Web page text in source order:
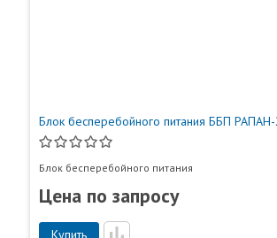
Блок бесперебойного питания ББП
Блок бесперебойного питания
Цена по запросу
Купить